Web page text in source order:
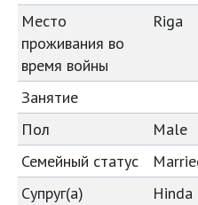
Место
проживания во
время войны
Riga
Занятие
Пол
Male
Семейный статус
Супруг(а)
Hinda